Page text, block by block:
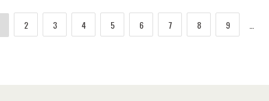
2 3 4 5 6 7 8 9